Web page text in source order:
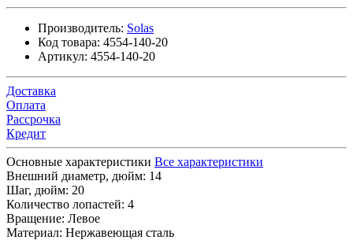
Производитель: Solas
Код товара: 4554-140-20
Артикул: 4554-140-20
Доставка
Оплата
Рассрочка
Кредит
Основные характеристики Все характеристики
Внешний диаметр, дюйм: 14
Шаг, дюйм: 20
Количество лопастей: 4
Вращение: Левое
Материал: Нержавеющая сталь